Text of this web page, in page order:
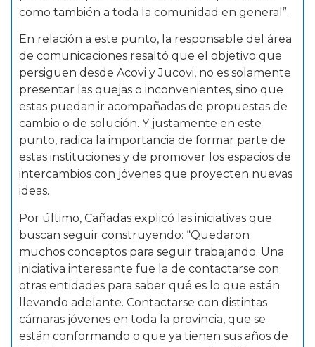
como también a toda la comunidad en general”.
En relación a este punto, la responsable del área
de comunicaciones resaltó que el objetivo que
persiguen desde Acovi y Jucovi, no es solamente
presentar las quejas o inconvenientes, sino que
estas puedan ir acompañadas de propuestas de
cambio o de solución. Y justamente en este
punto, radica la importancia de formar parte de
estas instituciones y de promover los espacios de
intercambios con jóvenes que proyecten nuevas
ideas.
Por último, Cañadas explicó las iniciativas que
buscan seguir construyendo: “Quedaron
muchos conceptos para seguir trabajando. Una
iniciativa interesante fue la de contactarse con
otras entidades para saber qué es lo que están
llevando adelante. Contactarse con distintas
cámaras jóvenes en toda la provincia, que se
están conformando o que ya tienen sus años de